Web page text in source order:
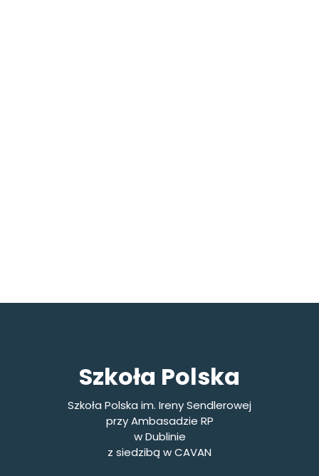
Szkoła Polska
Szkoła Polska im. Ireny Sendlerowej
przy Ambasadzie RP
w Dublinie
z siedzibą w CAVAN